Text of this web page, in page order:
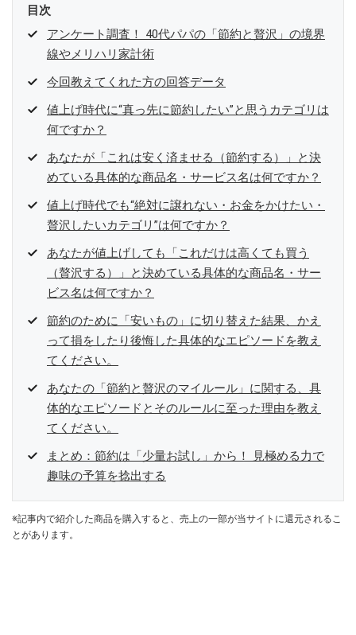
目次
アンケート調査！ 40代パパの「節約と贅沢」の境界
線やメリハリ家計術
今回教えてくれた方の回答データ
値上げ時代に“真っ先に節約したい”と思うカテゴリは
何ですか？
あなたが「これは安く済ませる（節約する）」と決
めている具体的な商品名・サービス名は何ですか？
値上げ時代でも“絶対に譲れない・お金をかけたい・
贅沢したいカテゴリ”は何ですか？
あなたが値上げしても「これだけは高くても買う
（贅沢する）」と決めている具体的な商品名・サー
ビス名は何ですか？
節約のために「安いもの」に切り替えた結果、かえ
って損をしたり後悔した具体的なエピソードを教え
てください。
あなたの「節約と贅沢のマイルール」に関する、具
体的なエピソードとそのルールに至った理由を教え
てください。
まとめ：節約は「少量お試し」から！ 見極める力で
趣味の予算を捻出する
※記事内で紹介した商品を購入すると、売上の一部が当サイトに還元されるこ
とがあります。